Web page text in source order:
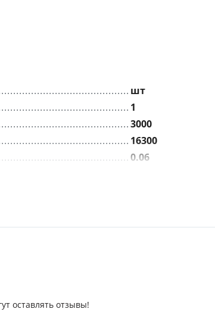
шт
1
3000
16300
0.06
оставлять отзывы!